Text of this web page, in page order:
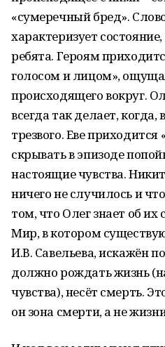
«сумеречный бред».
характеризует
ребята. Героям
голосом и лицом»,
происходящего вокруг.
всегда так делает,
трезвого. Еве
скрывать в эпизоде
настоящие чувства.
ничего не случилось и
том, что Олег знает об их
Мир, в котором
И.В. Савельева, искажён
должно рождать жизнь
чувства), несёт смерть.
он зона смерти, а не